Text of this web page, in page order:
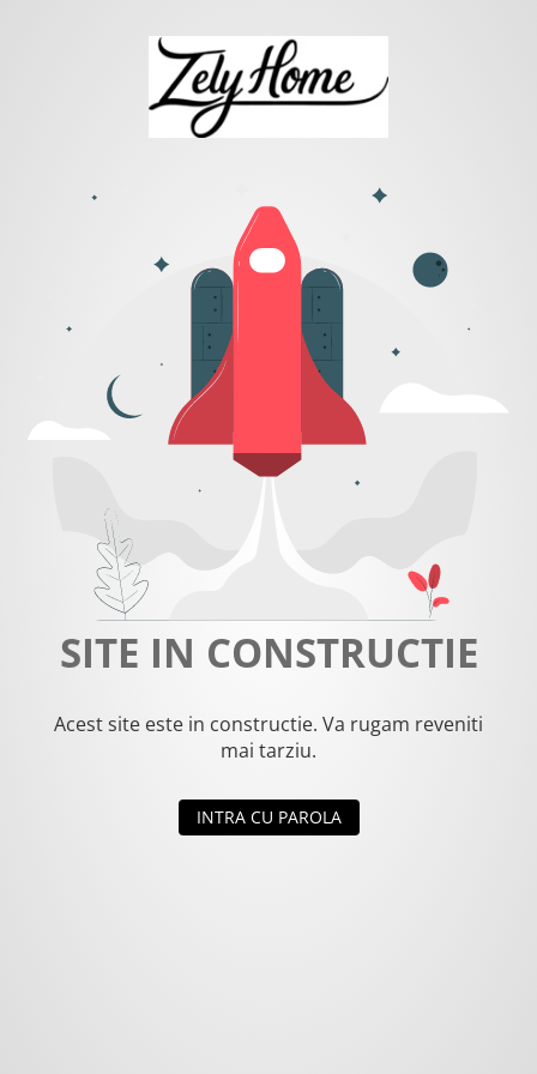
SITE IN CONSTRUCTIE
Acest site este in constructie. Va rugam reveniti
mai tarziu.
INTRA CU PAROLA